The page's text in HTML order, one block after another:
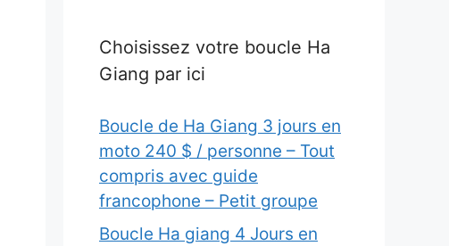
Choisissez votre boucle Ha
Giang par ici
Boucle de Ha Giang 3 jours en
moto 240 $ / personne – Tout
compris avec guide
francophone – Petit groupe
Boucle Ha giang 4 Jours en